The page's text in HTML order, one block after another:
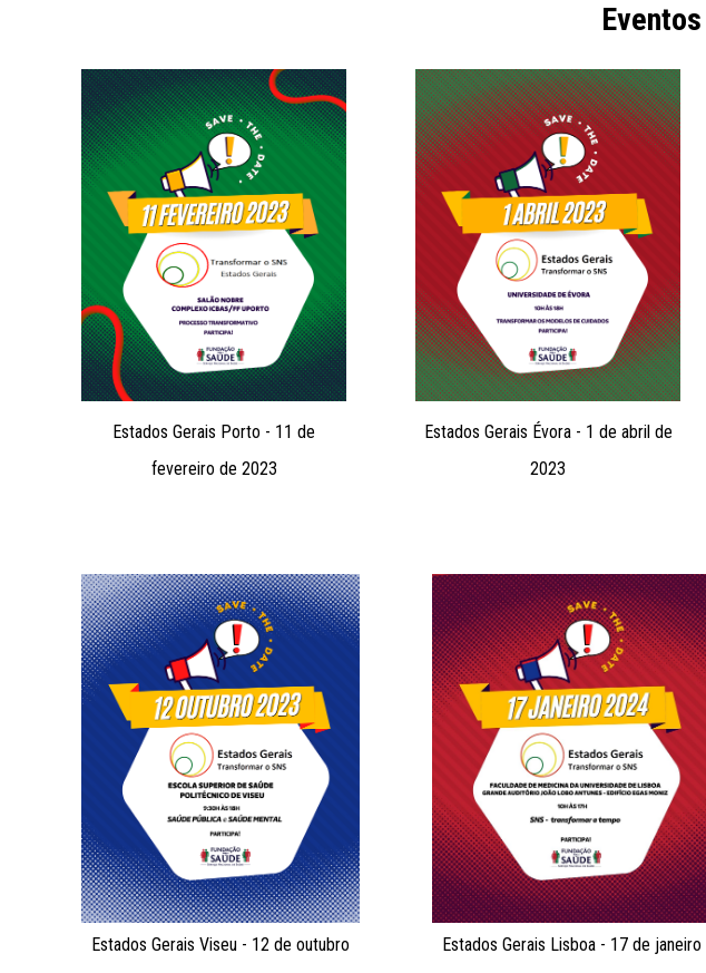
Estados Gerais Porto - 11 de
fevereiro de 2023
Estados Gerais Évora - 1 de abril de
2023
Estados Gerais Viseu - 12 de outubro
Estados Gerais Lisboa - 17 de janeiro